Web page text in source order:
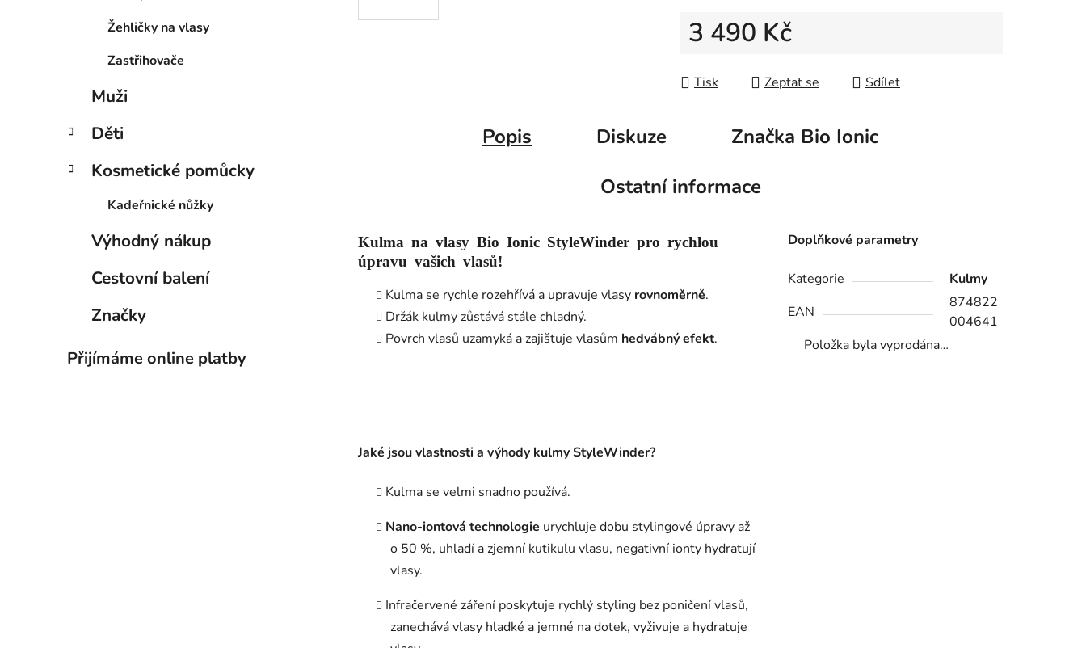
Žehličky na vlasy
Zastřihovače
Muži
Děti
Kosmetické pomůcky
Kadeřnické nůžky
Výhodný nákup
Cestovní balení
Značky
Přijímáme online platby
3 490 Kč
Tisk
Zeptat se Sdílet
Popis Diskuze Značka Bio Ionic
Ostatní informace
Kulma na vlasy Bio Ionic StyleWinder pro rychlou
úpravu vašich vlasů!
Kulma se rychle rozehřívá a upravuje vlasy rovnoměrně.
Držák kulmy zůstává stále chladný.
Povrch vlasů uzamyká a zajišťuje vlasům hedvábný efekt.
Jaké jsou vlastnosti a výhody kulmy StyleWinder?
Kulma se velmi snadno používá.
Nano-iontová technologie urychluje dobu stylingové úpravy až
o 50 %, uhladí a zjemní kutikulu vlasu, negativní ionty hydratují
vlasy.
Infračervené záření poskytuje rychlý styling bez poničení vlasů,
zanechává vlasy hladké a jemné na dotek, vyživuje a hydratuje
Doplňkové parametry
Kategorie
Kulmy
EAN
874822
004641
Položka byla vyprodána…